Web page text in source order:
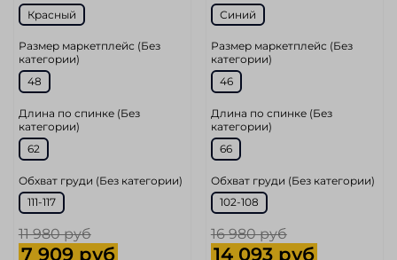
Красный
Размер маркетплейс (Без
категории)
48
Длина по спинке (Без
категории)
62
Обхват груди (Без категории)
111-117
11 980 руб
7 909 руб
Синий
Размер маркетплейс (Без
категории)
46
Длина по спинке (Без
категории)
66
Обхват груди (Без категории)
102-108
16 980 руб
14 093 руб